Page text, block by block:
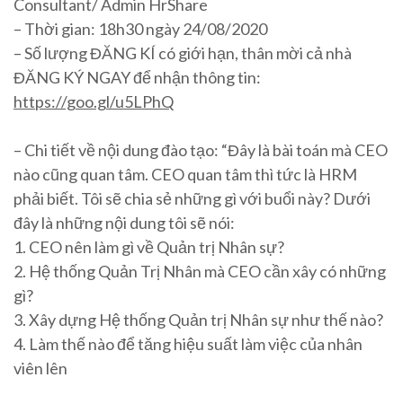
Consultant/ Admin HrShare
– Thời gian: 18h30 ngày 24/08/2020
– Số lượng ĐĂNG KÍ có giới hạn, thân mời cả nhà
ĐĂNG KÝ NGAY để nhận thông tin:
https://goo.gl/u5LPhQ
– Chi tiết về nội dung đào tạo: “Đây là bài toán mà CEO
nào cũng quan tâm. CEO quan tâm thì tức là HRM
phải biết. Tôi sẽ chia sẻ những gì với buổi này? Dưới
đây là những nội dung tôi sẽ nói:
1. CEO nên làm gì về Quản trị Nhân sự?
2. Hệ thống Quản Trị Nhân mà CEO cần xây có những
gì?
3. Xây dựng Hệ thống Quản trị Nhân sự như thế nào?
4. Làm thế nào để tăng hiệu suất làm việc của nhân
viên lên